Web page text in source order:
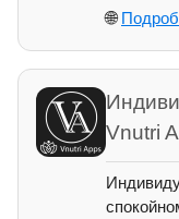
🌐
Vnutri